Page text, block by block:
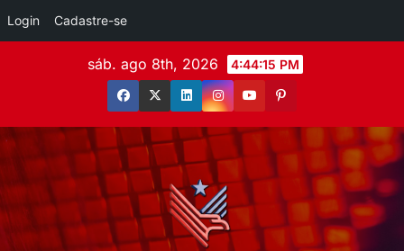
Login Cadastre-se
sáb. ago 8th, 2026 4:44:17 PM